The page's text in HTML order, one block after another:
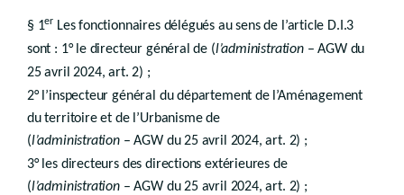
Art. R.II.50-1
Section 4 Révisions accélérées
Sous-section 1 re
Procédure de révision de plan de secteur en vue de l'inscription d'une zone d'enjeu régional sans compensation
Art. R.II.51-1
Sous-section 2
Révision de plan de secteur en vue de
Art. R.II.52-1
Section 5 Procédure d'élaboration
§ 1er Les fonctionnaires délégués au sens de l’article D.I.3
sont : 1° le directeur général de (l’administration – AGW du
25 avril 2024, art. 2) ;
2° l’inspecteur général du département de l’Aménagement
du territoire et de l’Urbanisme de
(l’administration – AGW du 25 avril 2024, art. 2) ;
3° les directeurs des directions extérieures de
(l’administration – AGW du 25 avril 2024, art. 2) ;